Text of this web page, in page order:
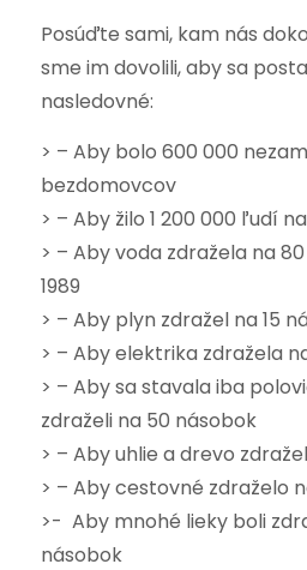
Posúďte sami, kam nás
sme im dovolili, aby sa
nasledovné:
> – Aby bolo 600 000
bezdomovcov
> – Aby žilo 1 200 000 ľudí
> – Aby voda zdražela na
1989
> – Aby plyn zdražel na 15
> – Aby elektrika zdražela
> – Aby sa stavala iba
zdraželi na 50 násobok
> – Aby uhlie a drevo
> – Aby cestovné zdraželo
>- Aby mnohé lieky boli
násobok